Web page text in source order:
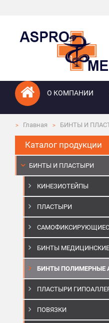
О КОМПАНИИ
Главная БИНТЫ И
Каталог продукции
БИНТЫ И ПЛАСТЫРИ
КИНЕЗИОТЕЙПЫ
ПЛАСТЫРИ
БИНТЫ МЕДИЦИНСКИЕ
БИНТЫ ПОЛИМЕРНЫЕ
ПЛАСТЫРИ
ПОВЯЗКИ